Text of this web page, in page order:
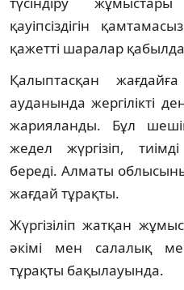
қауіпсіздігін
қажетті шаралар
Қалыптасқан
ауданында жергілікті
жарияланды. Бұл
жедел жүргізіп,
береді. Алматы
жағдай тұрақты.
Жүргізіліп жатқан
әкімі мен салалық
тұрақты бақылауында.